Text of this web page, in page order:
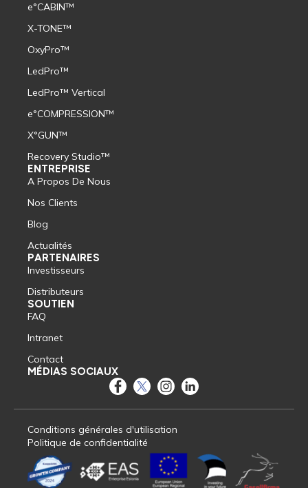
e°CABIN™
X-TONE™
OxyPro™
LedPro™
LedPro™ Vertical
e°COMPRESSION™
X°GUN™
Recovery Studio™
ENTREPRISE
A Propos De Nous
Nos Clients
Blog
Actualités
PARTENAIRES
Investisseurs
Distributeurs
SOUTIEN
FAQ
Intranet
Contact
MÉDIAS SOCIAUX
Conditions générales d'utilisation
Politique de confidentialité